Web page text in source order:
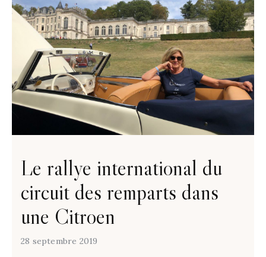
Le rallye international du
circuit des remparts dans
une Citroen
28 septembre 2019